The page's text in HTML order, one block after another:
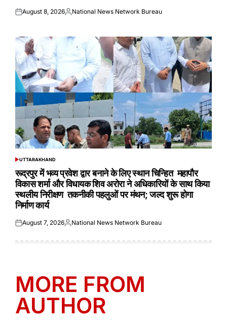
Posted
August 8, 2026Posted
National News Network Bureau
POSTED
UTTARAKHAND
रूद्रपुर में भव्य प्रवेश द्वार बनाने के लिए स्थान चिन्हित महापौर
विकास शर्मा और विधायक शिव अरोरा ने अधिकारियों के साथ किया
स्थलीय निरीक्षण तकनीकी पहलुओं पर मंथन; जल्द शुरू होगा
निर्माण कार्य
Posted
August 7, 2026Posted
National News Network Bureau
MORE FROM
AUTHOR